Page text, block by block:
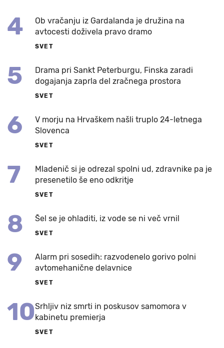
4
Ob vračanju iz Gardalanda je družina na
avtocesti doživela pravo dramo
SVET
5
Drama pri Sankt Peterburgu, Finska zaradi
dogajanja zaprla del zračnega prostora
SVET
6
V morju na Hrvaškem našli truplo 24-letnega
Slovenca
SVET
7
Mladenič si je odrezal spolni ud, zdravnike pa je
presenetilo še eno odkritje
SVET
8 Šel se je ohladiti, iz vode se ni več vrnil
SVET
9
Alarm pri sosedih: razvodenelo gorivo polni
avtomehanične delavnice
SVET
10Srhljiv niz smrti in poskusov samomora v
kabinetu premierja
SVET